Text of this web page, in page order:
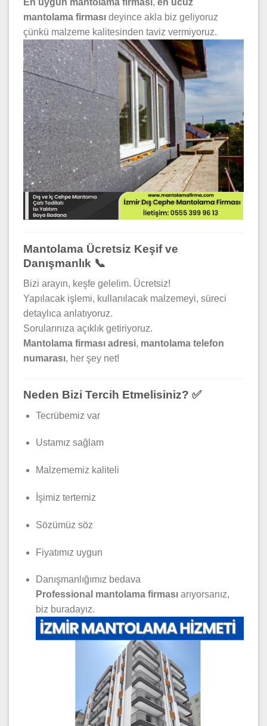
En uygun mantolama firması , en ucuz
mantolama firması deyince akla biz geliyoruz
çünkü malzeme kalitesinden taviz vermiyoruz.
Mantolama Ücretsiz Keşif ve
Danışmanlık 📞
Bizi arayın, keşfe gelelim. Ücretsiz!
Yapılacak işlemi, kullanılacak malzemeyi, süreci
detaylıca anlatıyoruz.
Sorularınıza açıklık getiriyoruz.
Mantolama firması adresi, mantolama telefon
numarası, her şey net!
Neden Bizi Tercih Etmelisiniz? ✅
Tecrübemiz var
Ustamız sağlam
Malzememiz kaliteli
İşimiz tertemiz
Sözümüz söz
Fiyatımız uygun
Danışmanlığımız bedava
Professional mantolama firmasıarıyorsanız,
biz buradayız.